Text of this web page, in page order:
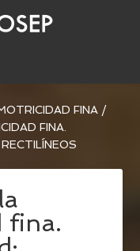
FINA /
FINA.
fina.